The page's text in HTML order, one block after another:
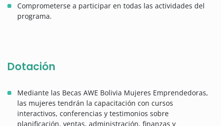
Comprometerse a participar en todas las actividades del
programa.
Dotación
Mediante las Becas AWE Bolivia Mujeres Emprendedoras,
las mujeres tendrán la capacitación con cursos
interactivos, conferencias y testimonios sobre
planificación, ventas, administración, finanzas y